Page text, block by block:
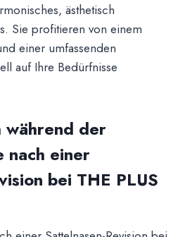
ästhetisch
Sie profitieren von einem
einer umfassenden
auf Ihre Bedürfnisse
während der
nach einer
bei THE PLUS